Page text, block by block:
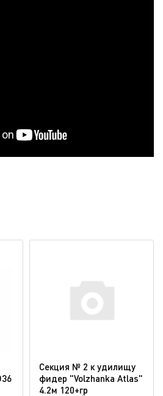
Секция № 2 к удилищу
фидер "Volzhanka Atlas"
4.2м 120+гр